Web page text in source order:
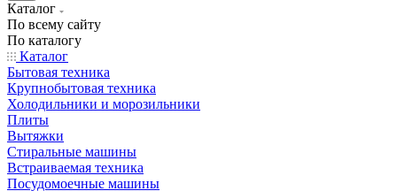
Каталог
По всему сайту
По каталогу
Каталог
Бытовая техника
Крупнобытовая техника
Холодильники и морозильники
Плиты
Вытяжки
Стиральные машины
Встраиваемая техника
Посудомоечные машины